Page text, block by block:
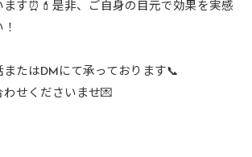
ます⏰💄是非、ご自身の目元で効果を実感
たはDMにて承っております📞
わせくださいませ💌